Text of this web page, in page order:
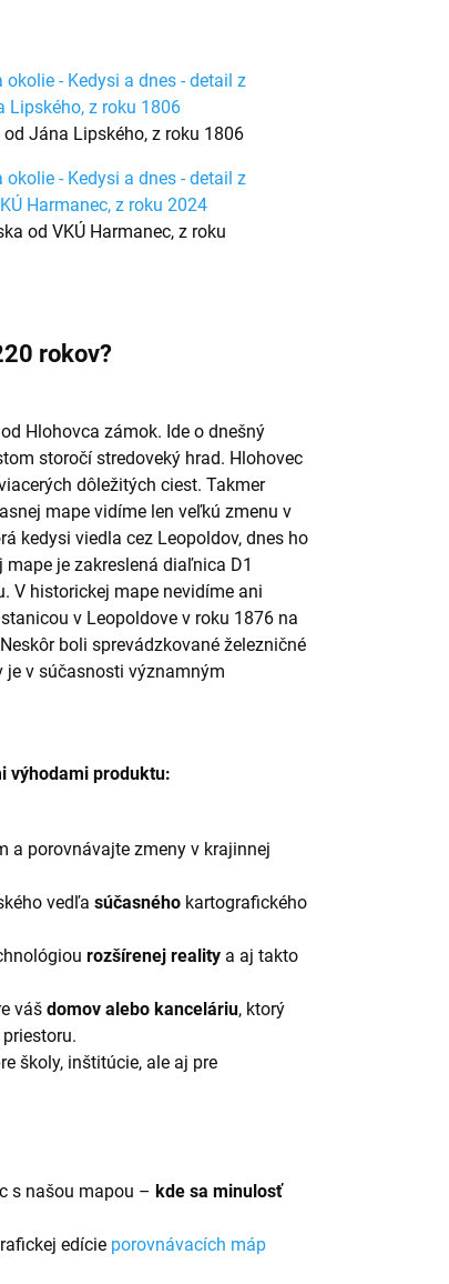
Jána Lipského, z roku 1806
od VKÚ Harmanec, z roku
rokov?
Hlohovca zámok. Ide o dnešný
storočí stredoveký hrad. Hlohovec
dôležitých ciest. Takmer
mape vidíme len veľkú zmenu v
kedysi viedla cez Leopoldov, dnes ho
je zakreslená diaľnica D1
V historickej mape nevidíme ani
v Leopoldove v roku 1876 na
boli sprevádzkované železničné
je v súčasnosti významným
výhodami produktu:
a porovnávajte zmeny v krajinnej
vedľa súčasného kartografického
rozšírenej reality a aj takto
váš domov alebo kanceláriu, ktorý
školy, inštitúcie, ale aj pre
s našou mapou – kde sa minulosť
edície porovnávacích máp